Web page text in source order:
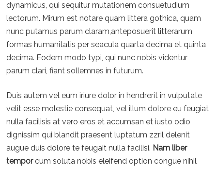
dynamicus, qui sequitur mutationem consuetudium
lectorum. Mirum est notare quam littera gothica, quam
nunc putamus parum claram,anteposuerit litterarum
formas humanitatis per seacula quarta decima et quinta
decima. Eodem modo typi, qui nunc nobis videntur
parum clari, fiant sollemnes in futurum.
Duis autem vel eum iriure dolor in hendrerit in vulputate
velit esse molestie consequat, vel illum dolore eu feugiat
nulla facilisis at vero eros et accumsan et iusto odio
dignissim qui blandit praesent luptatum zzril delenit
augue duis dolore te feugait nulla facilisi. Nam liber
temporcum soluta nobis eleifend option congue nihil